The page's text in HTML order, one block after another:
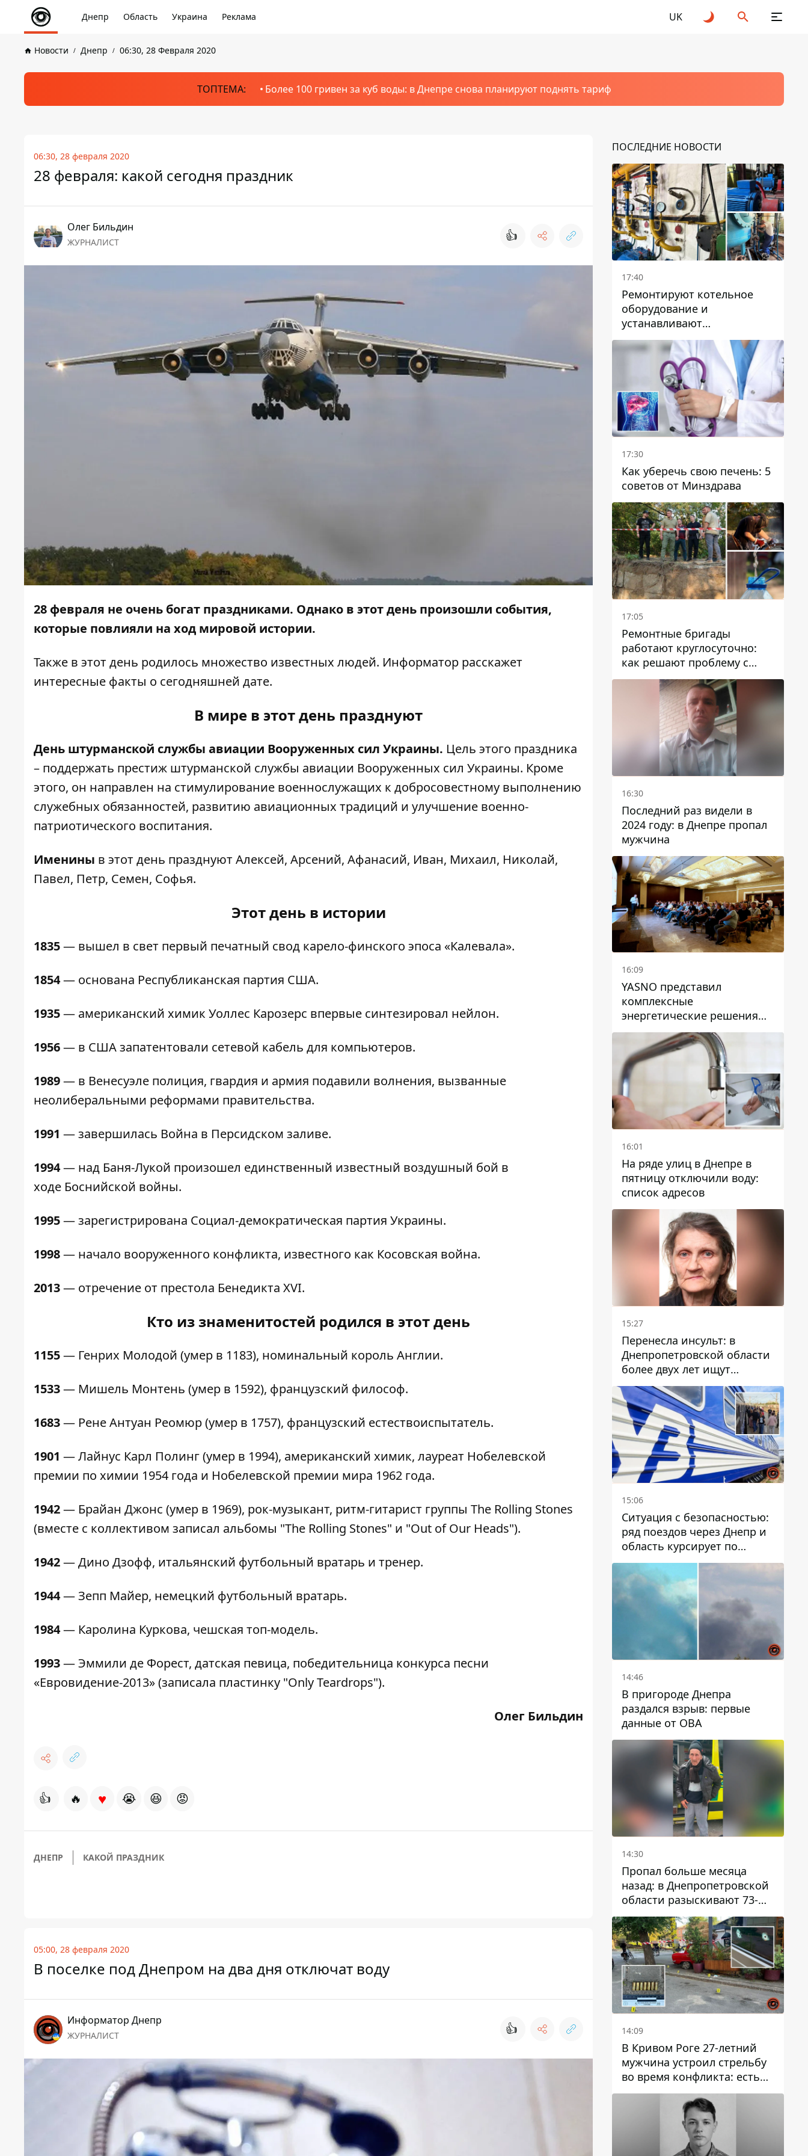
Днепр Область Украина Реклама UK
Новости Днепр 06:30, 28 Февраля 2020
ТОПТЕМА: Более 100 гривен за куб воды: в Днепре снова планируют поднять тариф
06:30, 28 февраля 2020
28 февраля: какой сегодня праздник
Олег Бильдин
ЖУРНАЛИСТ 👍
28 февраля не очень богат праздниками. Однако в этот день произошли события,
которые повлияли на ход мировой истории.
Также в этот день родилось множество известных людей. Информатор расскажет
интересные факты о сегодняшней дате.
В мире в этот день празднуют
День штурманской службы авиации Вооруженных сил Украины. Цель этого праздника
– поддержать престиж штурманской службы авиации Вооруженных сил Украины. Кроме
этого, он направлен на стимулирование военнослужащих к добросовестному выполнению
служебных обязанностей, развитию авиационных традиций и улучшение военно-
патриотического воспитания.
Именины в этот день празднуют Алексей, Арсений, Афанасий, Иван, Михаил, Николай,
Павел, Петр, Семен, Софья.
Этот день в истории
1835— вышел в свет первый печатный свод карело-финского эпоса «Калевала».
1854— основана Республиканская партия США.
1935— американский химик Уоллес Карозерс впервые синтезировал нейлон.
1956— в США запатентовали сетевой кабель для компьютеров.
1989— в Венесуэле полиция, гвардия и армия подавили волнения, вызванные
неолиберальными реформами правительства.
1991 — завершилась Война в Персидском заливе.
1994— над Баня-Лукой произошел единственный известный воздушный бой в
ходе Боснийской войны.
1995— зарегистрирована Социал-демократическая партия Украины.
1998— начало вооруженного конфликта, известного как Косовская война.
2013— отречение от престола Бенедикта XVI.
Кто из знаменитостей родился в этот день
1155— Генрих Молодой (умер в 1183), номинальный король Англии.
1533— Мишель Монтень (умер в 1592), французский философ.
1683— Рене Антуан Реомюр (умер в 1757), французский естествоиспытатель.
1901 — Лайнус Карл Полинг (умер в 1994), американский химик, лауреат Нобелевской
премии по химии 1954 года и Нобелевской премии мира 1962 года.
1942— Брайан Джонс (умер в 1969), рок-музыкант, ритм-гитарист группы The Rolling Stones
(вместе с коллективом записал альбомы "The Rolling Stones" и "Out of Our Heads").
1942— Дино Дзофф, итальянский футбольный вратарь и тренер.
1944— Зепп Майер, немецкий футбольный вратарь.
1984— Каролина Куркова, чешская топ-модель.
1993— Эммили де Форест, датская певица, победительница конкурса песни
«Евровидение-2013» (записала пластинку "Only Teardrops").
Олег Бильдин
👍 🔥 ♥ 😭 😆 😡
ДНЕПР КАКОЙ ПРАЗДНИК
05:00, 28 февраля 2020
В поселке под Днепром на два дня отключат воду
Информатор Днепр
ЖУРНАЛИСТ 👍
ПОСЛЕДНИЕ НОВОСТИ
17:40
Ремонтируют котельное
оборудование и
устанавливают
генераторные установки:
как в Днепре готовятся к
отопительному сезону
17:30
Как уберечь свою печень: 5
советов от Минздрава
17:05
Ремонтные бригады
работают круглосуточно:
как решают проблему с
водой в Марганецкой
громаде
16:30
Последний раз видели в
2024 году: в Днепре пропал
мужчина
16:09
YASNO представил
комплексные
энергетические решения
для бизнеса в Днепре
16:01
На ряде улиц в Днепре в
пятницу отключили воду:
список адресов
15:27
Перенесла инсульт: в
Днепропетровской области
более двух лет ищут
пропавшую женщину
15:06
Ситуация с безопасностью:
ряд поездов через Днепр и
область курсирует по
измененному маршруту, а
часть пути заменили
автобусами и электричками
14:46
В пригороде Днепра
раздался взрыв: первые
данные от ОВА
14:30
Пропал больше месяца
назад: в Днепропетровской
области разыскивают 73-
летнего мужчину
14:09
В Кривом Роге 27-летний
мужчина устроил стрельбу
во время конфликта: есть
раненый